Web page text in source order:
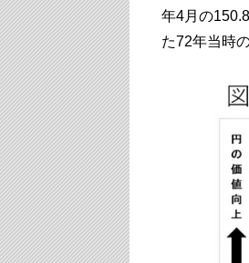
年4月の
た72年当時